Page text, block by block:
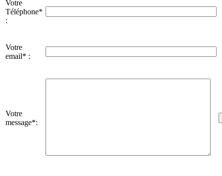
Votre
Téléphone*
:
Votre
email* :
Votre
message*: